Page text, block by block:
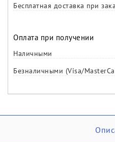
Бесплатная доставка при
Оплата при получении
Наличными
Безналичными (Visa/